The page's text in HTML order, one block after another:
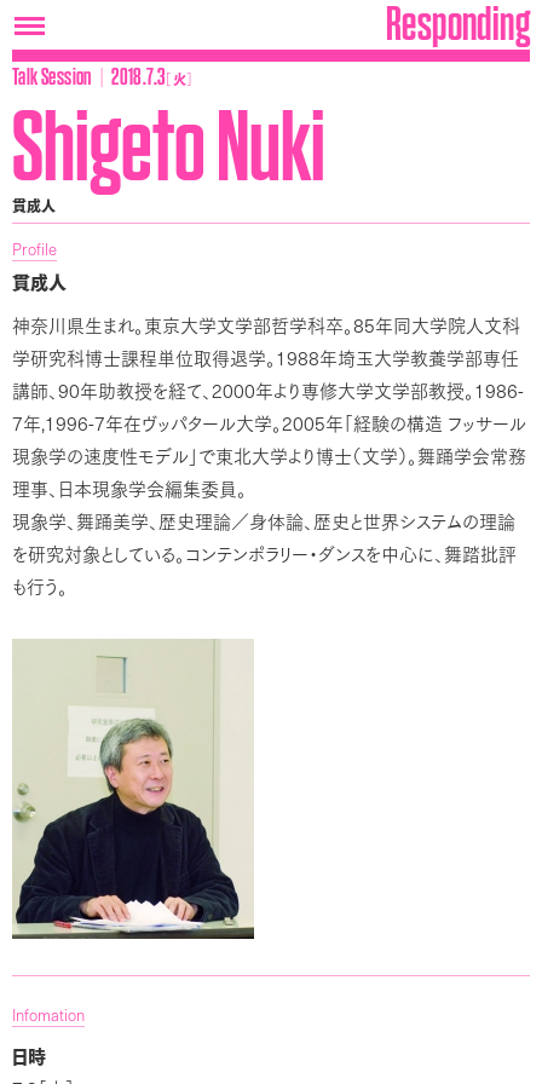
Responding
Talk Session │2018.7.3［火］
Shigeto Nuki
貫成人
Profile
貫成人
神奈川県生まれ。東京大学文学部哲学科卒。85年同大学院人文科
学研究科博士課程単位取得退学。1988年埼玉大学教養学部専任
講師、90年助教授を経て、2000年より専修大学文学部教授。1986-
7年,1996-7年在ヴッパタール大学。2005年「経験の構造 フッサール
現象学の速度性モデル」で東北大学より博士（文学）。舞踊学会常務
理事、日本現象学会編集委員。
現象学、舞踊美学、歴史理論／身体論、歴史と世界システムの理論
を研究対象としている。コンテンポラリー・ダンスを中心に、舞踏批評
も行う。
Infomation
日時